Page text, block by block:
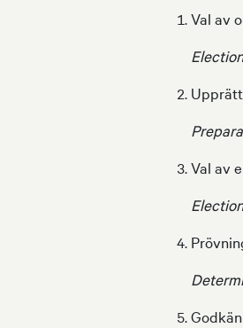
Val av
Val av